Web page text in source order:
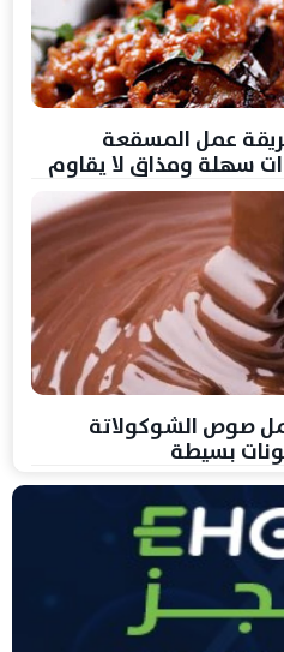
عمل المسقعة
سهلة ومذاق لا يقاوم
صوص الشوكولاتة
بسيطة